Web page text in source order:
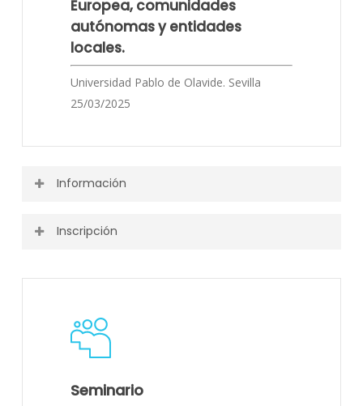
Europea, comunidades
autónomas y entidades
locales.
Universidad Pablo de Olavide. Sevilla
25/03/2025
Información
Puedes ver toda la información o descargarla desde el
Inscripción
Actividad finalizada.
Seminario